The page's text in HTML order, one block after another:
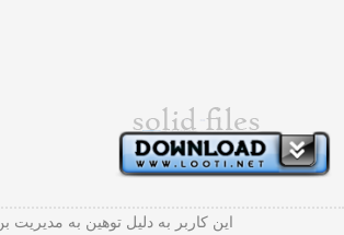
این کاربر به دلیل توهین به مدیریت